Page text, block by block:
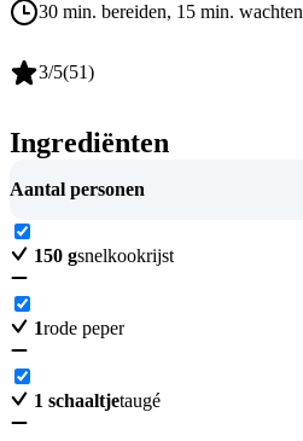
30 min. bereiden, 15 min. wachten
3/5(51)
Ingrediënten
Aantal personen
150 gsnelkookrijst
1rode peper
1 schaaltjetaugé